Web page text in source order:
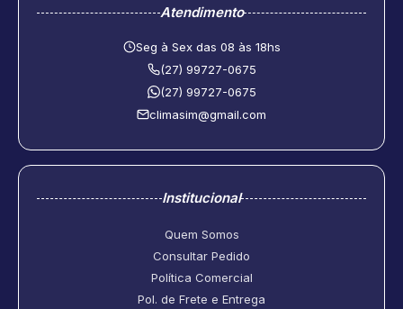
Atendimento
Seg à Sex das 08 às 18hs
(27) 99727-0675
(27) 99727-0675
climasim@gmail.com
Institucional
Quem Somos
Consultar Pedido
Política Comercial
Pol. de Frete e Entrega